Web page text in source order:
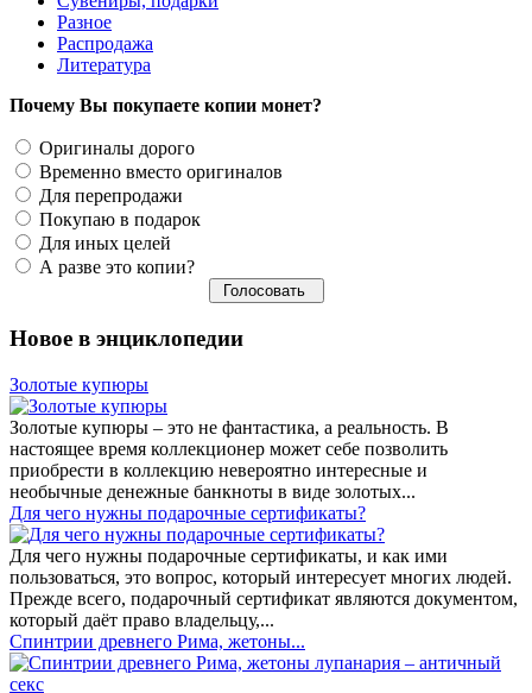
Разное
Распродажа
Литература
Почему Вы покупаете копии монет?
Оригиналы дорого
Временно вместо оригиналов
Для перепродажи
Покупаю в подарок
Для иных целей
А разве это копии?
Новое в энциклопедии
Золотые купюры
Золотые купюры – это не фантастика, а реальность. В
настоящее время коллекционер может себе позволить
приобрести в коллекцию невероятно интересные и
необычные денежные банкноты в виде золотых...
​Для чего нужны подарочные сертификаты?
Для чего нужны подарочные сертификаты, и как ими
пользоваться, это вопрос, который интересует многих людей.
Прежде всего, подарочный сертификат являются документом,
который даёт право владельцу,...
Спинтрии древнего Рима, жетоны...